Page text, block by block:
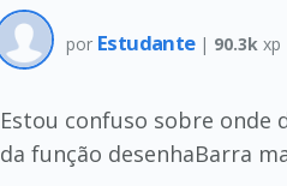
por Estudante | 90.3k xp
Estou confuso sobre onde
da função desenhaBarra